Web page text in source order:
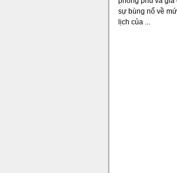
sự bùng nổ về
lịch của ...